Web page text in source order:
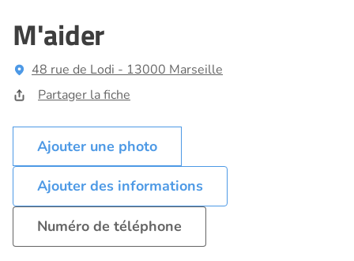
M'aider
48 rue de Lodi - 13000 Marseille
Partager la fiche
Ajouter des informations
Numéro de téléphone